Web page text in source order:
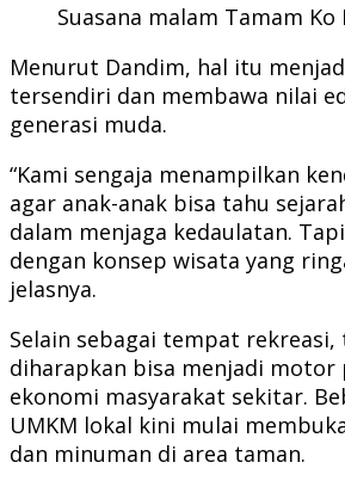
Suasana malam Tamam
Menurut Dandim, hal itu
tersendiri dan membawa nilai
generasi muda.
“Kami sengaja menampilkan
agar anak-anak bisa tahu
dalam menjaga kedaulatan.
dengan konsep wisata yang
jelasnya.
Selain sebagai tempat
diharapkan bisa menjadi motor
ekonomi masyarakat sekitar.
UMKM lokal kini mulai
dan minuman di area taman.